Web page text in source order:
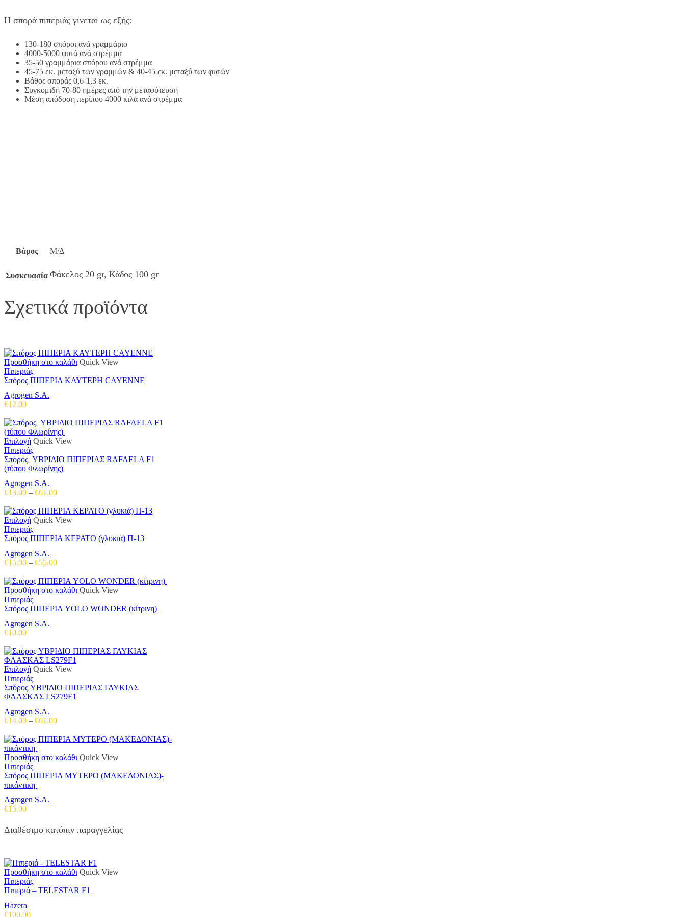
Η σπορά πιπεριάς γίνεται ως εξής:
130-180 σπόροι ανά γραμμάριο
4000-5000 φυτά ανά στρέμμα
35-50 γραμμάρια σπόρου ανά στρέμμα
45-75 εκ. μεταξύ των γραμμών & 40-45 εκ. μεταξύ των φυτών
Βάθος σποράς 0,6-1,3 εκ.
Συγκομιδή 70-80 ημέρες από την μεταφύτευση
Μέση απόδοση περίπου 4000 κιλά ανά στρέμμα
Βάρος Μ/Δ
Συσκευασία Φάκελος 20 gr, Κάδος 100 gr
Σχετικά προϊόντα
Προσθήκη στο καλάθι Quick View
Πιπεριάς
Σπόρος ΠΙΠΕΡΙΑ ΚΑΥΤΕΡΗ CAYENNE
Agrogen S.A.
€12.00
Επιλογή Αυτό
το
προϊόν
έχει
παραλλαγές.
Οι
μπορούν
να
επιλεγούν
στη
σελίδα
του
Quick View
Πιπεριάς
Σπόρος ΥΒΡΙΔΙΟ ΠΙΠΕΡΙΑΣ RAFAELA F1
(τύπου Φλωρίνης)
Agrogen S.A.
€13.00 – €61.00Price
€13.00
through
Επιλογή Αυτό
το
προϊόν
πολλαπλές
παραλλαγές.
επιλογές
μπορούν
να
επιλεγούν
στη
σελίδα
προϊόντος
Quick View
Πιπεριάς
Σπόρος ΠΙΠΕΡΙΑ ΚΕΡΑΤΟ (γλυκιά) Π-13
Agrogen S.A.
€15.00 – €55.00Price
€15.00
through
Προσθήκη στο καλάθι Quick View
Πιπεριάς
Σπόρος ΠΙΠΕΡΙΑ YOLO WONDER (κίτρινη)
Agrogen S.A.
€10.00
Επιλογή Αυτό
το
προϊόν
έχει
παραλλαγές.
Οι
μπορούν
να
επιλεγούν
στη
σελίδα
του
προϊόντος
Quick View
Πιπεριάς
Σπόρος ΥΒΡΙΔΙΟ ΠΙΠΕΡΙΑΣ ΓΛΥΚΙΑΣ
ΦΛΑΣΚΑΣ LS279F1
Agrogen S.A.
€14.00 – €61.00Price
€14.00
€61.00
Προσθήκη στο καλάθι Quick View
Πιπεριάς
Σπόρος ΠΙΠΕΡΙΑ ΜΥΤΕΡΟ (ΜΑΚΕΔΟΝΙΑΣ)-
πικάντικη
Agrogen S.A.
€15.00
Διαθέσιμο κατόπιν παραγγελίας
Προσθήκη στο καλάθι Quick View
Πιπεριάς
Πιπεριά – TELESTAR F1
Hazera
€100.00